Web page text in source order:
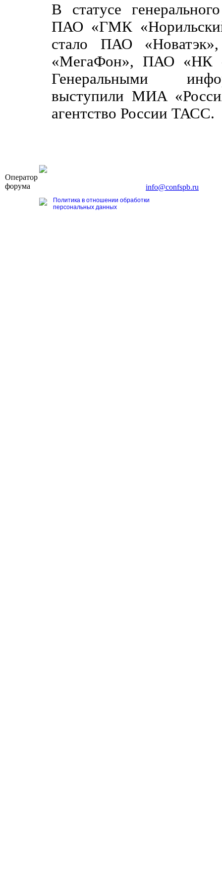
В статусе
ПАО «ГМК
стало ПАО
«МегаФон», ПАО «НК
Генеральными
выступили МИА
агентство России ТАСС.
Оператор
форума
info@confspb.ru
Политика в отношении обработки
персональных данных